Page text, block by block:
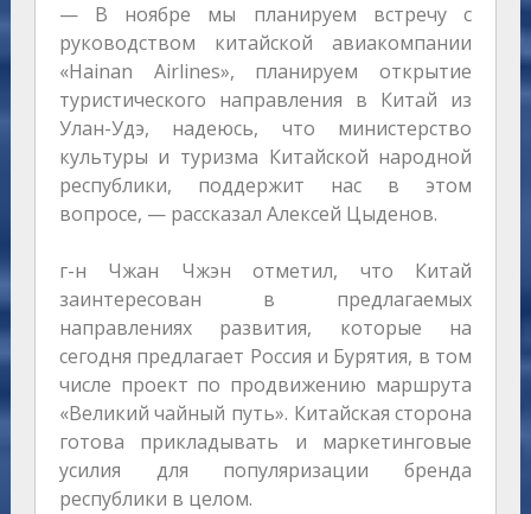
— В ноябре мы планируем встречу с
руководством китайской авиакомпании
«Hainan Airlines», планируем открытие
туристического направления в Китай из
Улан-Удэ, надеюсь, что министерство
культуры и туризма Китайской народной
республики, поддержит нас в этом
вопросе, — рассказал Алексей Цыденов.
г-н Чжан Чжэн отметил, что Китай
заинтересован в предлагаемых
направлениях развития, которые на
сегодня предлагает Россия и Бурятия, в том
числе проект по продвижению маршрута
«Великий чайный путь». Китайская сторона
готова прикладывать и маркетинговые
усилия для популяризации бренда
республики в целом.